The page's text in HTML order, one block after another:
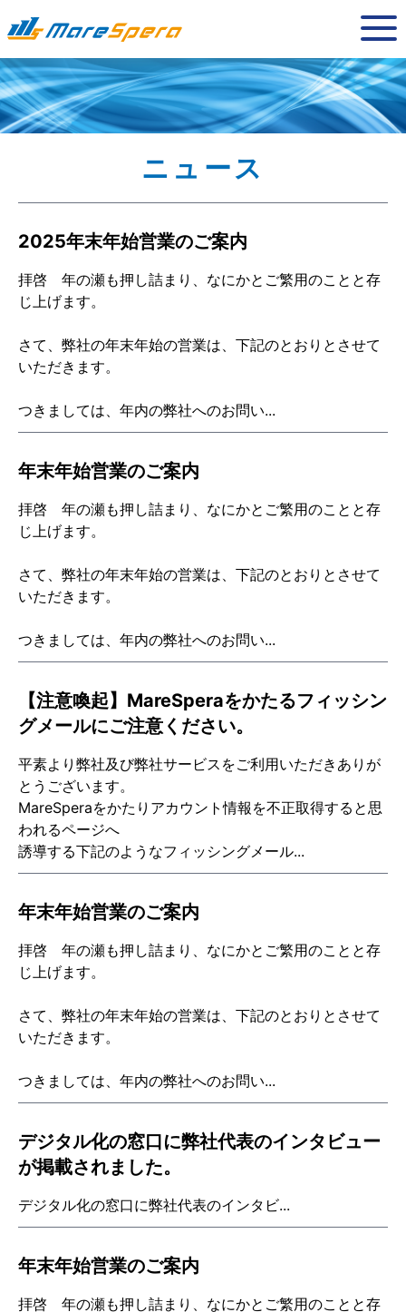
ニュース
2025年末年始営業のご案内
拝啓 年の瀬も押し詰まり、なにかとご繁用のことと存
じ上げます。
さて、弊社の年末年始の営業は、下記のとおりとさせて
いただきます。
つきましては、年内の弊社へのお問い...
年末年始営業のご案内
拝啓 年の瀬も押し詰まり、なにかとご繁用のことと存
じ上げます。
さて、弊社の年末年始の営業は、下記のとおりとさせて
いただきます。
つきましては、年内の弊社へのお問い...
【注意喚起】MareSperaをかたるフィッシン
グメールにご注意ください。
平素より弊社及び弊社サービスをご利用いただきありが
とうございます。
MareSperaをかたりアカウント情報を不正取得すると思
われるページへ
誘導する下記のようなフィッシングメール...
年末年始営業のご案内
拝啓 年の瀬も押し詰まり、なにかとご繁用のことと存
じ上げます。
さて、弊社の年末年始の営業は、下記のとおりとさせて
いただきます。
つきましては、年内の弊社へのお問い...
デジタル化の窓口に弊社代表のインタビュー
が掲載されました。
デジタル化の窓口に弊社代表のインタビ...
年末年始営業のご案内
拝啓 年の瀬も押し詰まり、なにかとご繁用のことと存